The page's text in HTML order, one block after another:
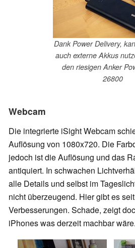
Dank Power Delivery,
auch externe Akkus
den riesigen Anker
26800
Webcam
Die integrierte iSight Webcam
Auflösung von 1080x720. Die
jedoch ist die Auflösung und das
antiquiert. In schwachen
alle Details und selbst im
nicht überzeugend. Hier gibt es
Verbesserungen. Schade, zeigt
iPhones was derzeit machbar wäre.